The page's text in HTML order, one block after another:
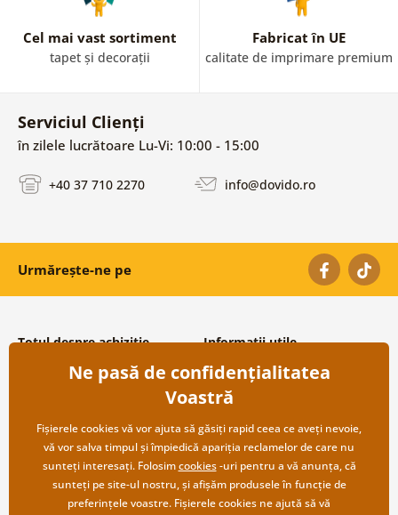
Cel mai vast sortiment
tapet și decorații
Fabricat în UE
calitate de imprimare premium
Serviciul Clienți
în zilele lucrătoare Lu-Vi: 10:00 - 15:00
+40 37 710 2270 info@dovido.ro
Urmărește-ne pe
Totul despre achiziție
Condiții și termeni generali
Protecția datelor personale
Transport și modalități de plată
Returnare
Informații utile
Despre noi
Întrebări frecvente
Contacte
Cooperare angro
Ne pasă de confidențialitatea
Voastră
Fișierele cookies vă vor ajuta să găsiți rapid ceea ce aveți nevoie,
vă vor salva timpul și împiedică apariția reclamelor de care nu
sunteți interesați. Folosimcookies-uri pentru a vă anunța, că
sunteți pe site-ul nostru, și afișăm produsele în funcție de
preferințele voastre. Fișierele cookies ne ajută să vă